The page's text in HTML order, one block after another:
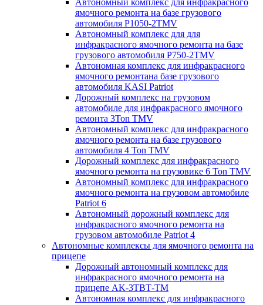
Автономный комплекс для инфракрасного
ямочного ремонта на базе грузового
автомобиля P1050-2TMV
Автономный комплекс для для
инфракрасного ямочного ремонта на базе
грузового автомобиля P750-2TMV
Автономная комплекс для инфракрасного
ямочного ремонтана базе грузового
автомобиля KASI Patriot
Дорожный комплекс на грузовом
автомобиле для инфракрасного ямочного
ремонта 3Ton TMV
Автономный комплекс для инфракрасного
ямочного ремонта на базе грузового
автомобиля 4 Ton TMV
Дорожный комплекс для инфракрасного
ямочного ремонта на грузовике 6 Ton TMV
Автономный комплекс для инфракрасного
ямочного ремонта на грузовом автомобиле
Patriot 6
Автономный дорожный комплекс для
инфракрасного ямочного ремонта на
грузовом автомобиле Patriot 4
Автономные комплексы для ямочного ремонта на
прицепе
Дорожный автономный комплекс для
инфракрасного ямочного ремонта на
прицепе AK-3ТВТ-ТМ
Автономная комплекс для инфракрасного